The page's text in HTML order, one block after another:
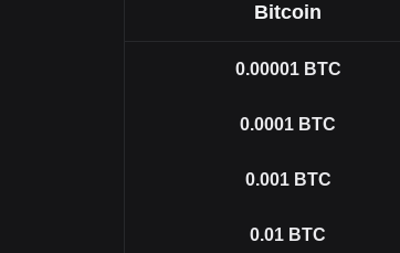
Bitcoin
0.00001 BTC
0.0001 BTC
0.001 BTC
0.01 BTC